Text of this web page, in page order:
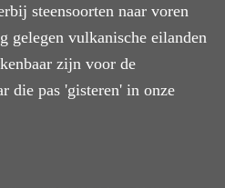
steensoorten naar voren
gelegen vulkanische eilanden
zijn voor de
die pas 'gisteren' in onze